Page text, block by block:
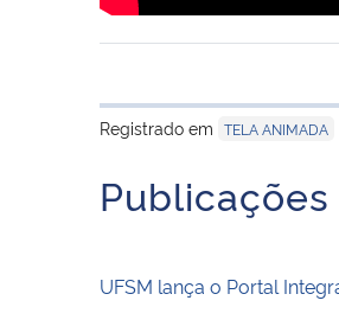
Registrado em TELA ANIMADA
UFSM lança o Portal